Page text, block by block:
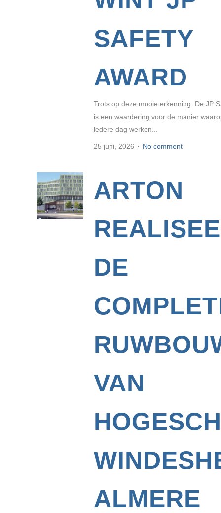
SAFETY
AWARD
Trots op deze mooie erkenning. De JP
is een waardering voor de manier
iedere dag werken...
25 juni, 2026 No comment
ARTON
DE
VAN
ALMERE